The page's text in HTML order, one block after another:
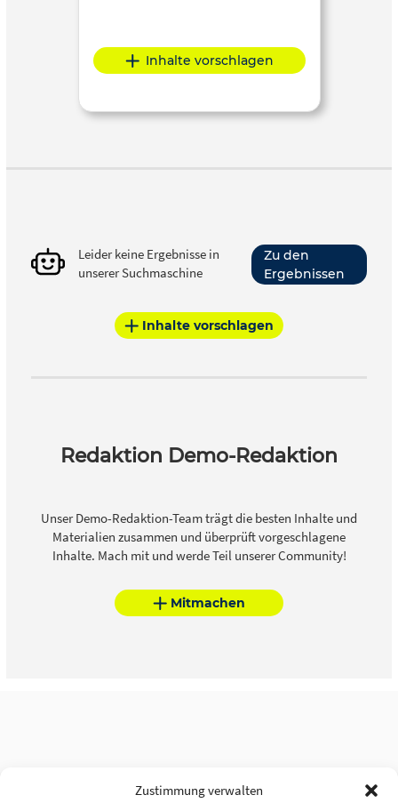
Zustimmung verwalten
Inhalte vorschlagen
Leider keine Ergebnisse in
unserer Suchmaschine
Zu den
Ergebnissen
Inhalte vorschlagen
Redaktion Demo-Redaktion
Unser Demo-Redaktion-Team trägt die besten Inhalte und
Materialien zusammen und überprüft vorgeschlagene
Inhalte. Mach mit und werde Teil unserer Community!
Mitmachen